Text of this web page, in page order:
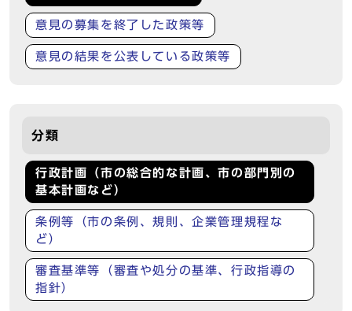
意見の募集を終了した政策等
意見の結果を公表している政策等
分類
行政計画（市の総合的な計画、市の部門別の
基本計画など）
条例等（市の条例、規則、企業管理規程な
ど）
審査基準等（審査や処分の基準、行政指導の
指針）